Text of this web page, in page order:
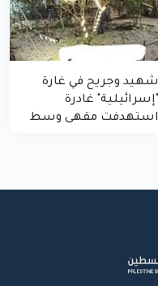
شهيد وجريح في غارة
"إسرائيلية" غادرة
استهدفت مقهى وسط